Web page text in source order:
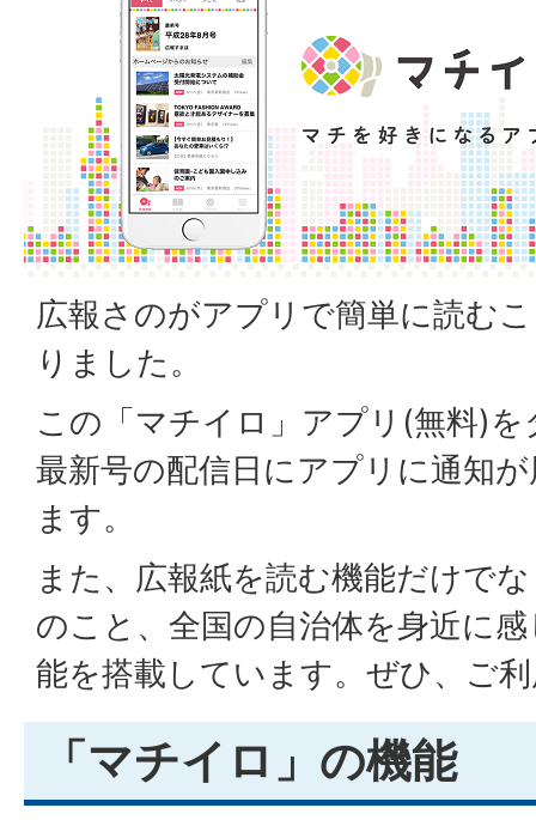
広報さのがアプリで簡単に読む
りました。
この「マチイロ」アプリ(無料)
最新号の配信日にアプリに通知
ます。
また、広報紙を読む機能だけで
のこと、全国の自治体を身近に
能を搭載しています。ぜひ、ご
「マチイロ」の機能